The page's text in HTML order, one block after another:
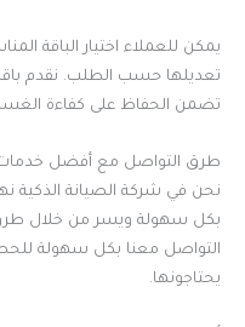
يمكن للعملاء اختيار الباقة
تعديلها حسب الطلب. نقدم
تضمن الحفاظ على كفاءة
طرق التواصل مع أفضل خدمات
نحن في شركة الصيانة الذكية
بكل سهولة ويسر من خلال
التواصل معنا بكل سهولة
يحتاجونها.